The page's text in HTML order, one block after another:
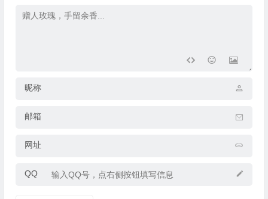
昵称
邮箱
网址
QQ